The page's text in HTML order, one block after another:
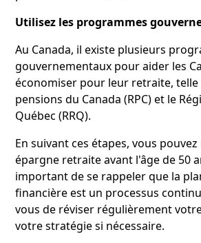
Utilisez les programmes
Au Canada, il existe plusieurs
gouvernementaux pour aider les
économiser pour leur retraite, telle
pensions du Canada (RPC) et le
Québec (RRQ).
En suivant ces étapes, vous
épargne retraite avant l'âge de 50
important de se rappeler que la
financière est un processus
vous de réviser régulièrement
votre stratégie si nécessaire.